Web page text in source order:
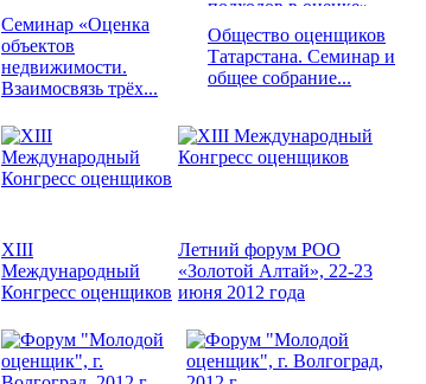
Семинар «Оценка
объектов
недвижимости.
Взаимосвязь трёх...
Общество оценщиков
Татарстана. Семинар и
общее собрание...
XIII
Международный
Конгресс оценщиков
Летний форум РОО
«Золотой Алтай», 22-23
июня 2012 года